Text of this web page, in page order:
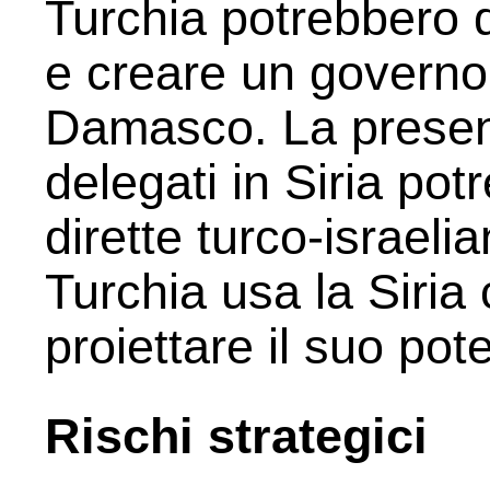
Turchia potrebbero
e creare un
Damasco. La
delegati in Siria
dirette turco-
Turchia usa la Siria
proiettare il suo
Rischi strategici